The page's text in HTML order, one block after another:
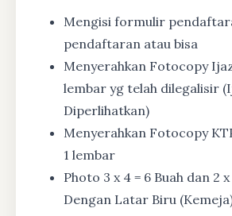
Mengisi formulir
pendaftaran atau bisa
Menyerahkan Fotocopy
lembar yg telah dilegalisir
Diperlihatkan)
Menyerahkan Fotocopy
1 lembar
Photo 3 x 4 = 6 Buah dan 2 x
Dengan Latar Biru